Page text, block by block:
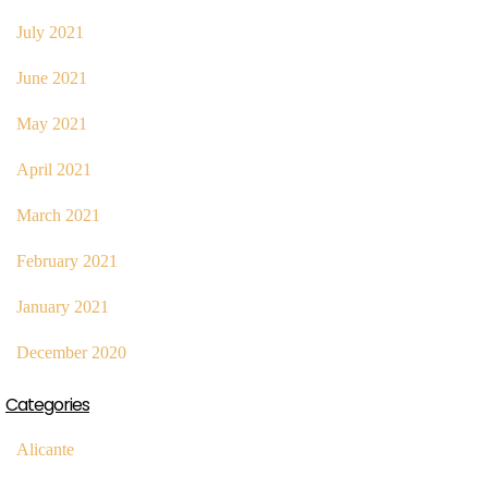
July 2021
June 2021
May 2021
April 2021
March 2021
February 2021
January 2021
December 2020
Categories
Alicante